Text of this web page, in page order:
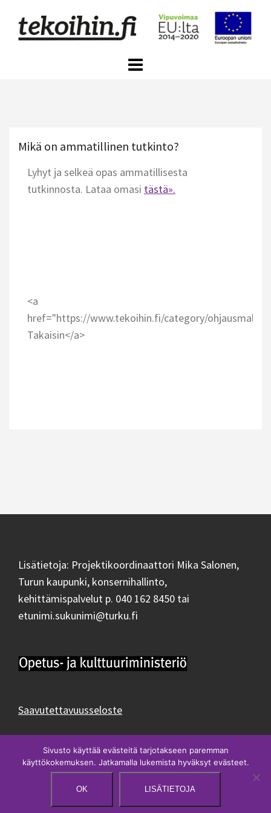
content
Mikä on ammatillinen tutkinto?
Lyhyt ja selkeä opas ammatillisesta
tutkinnosta. Lataa omasi tästä».
<a
href="https://www.tekoihin.fi/category/
Takaisin</a>
Lisätietoja: Projektikoordinaattori Mika Salonen,
Turun kaupunki, konsernihallinto,
kehittämispalvelut p. 040 162 8450 tai
etunimi.sukunimi@turku.fi
Saavutettavuusseloste
Proudly powered by WordPress Theme:Rockedby aThemes.
Sivusto käyttää evästeitä tarjotakseen paremman
käyttökokemuksen. Jatkamalla lukemista hyväksyt evästeet.
OK LISÄTIETOJA